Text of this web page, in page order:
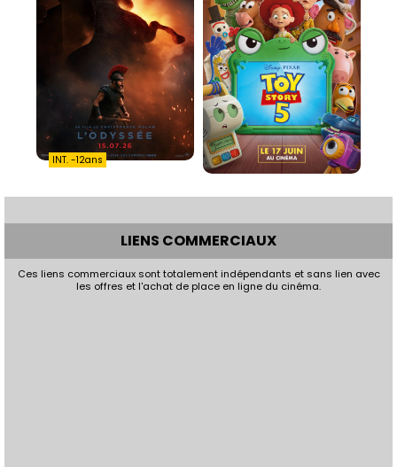
INT. -12ans
LIENS COMMERCIAUX
Ces liens commerciaux sont totalement indépendants et sans lien avec
les offres et l'achat de place en ligne du cinéma.